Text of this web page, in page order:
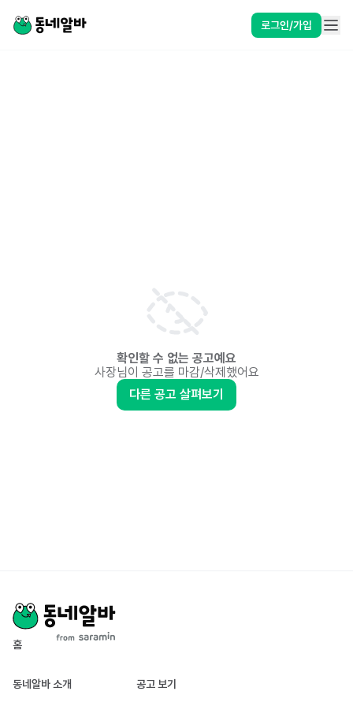
로그인/가입
확인할 수 없는 공고예요
사장님이 공고를 마감/삭제했어요
다른 공고 살펴보기
홈
동네알바 소개 공고 보기